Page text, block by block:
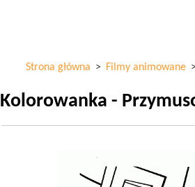
Strona główna > Filmy animowane >
Kolorowanka -